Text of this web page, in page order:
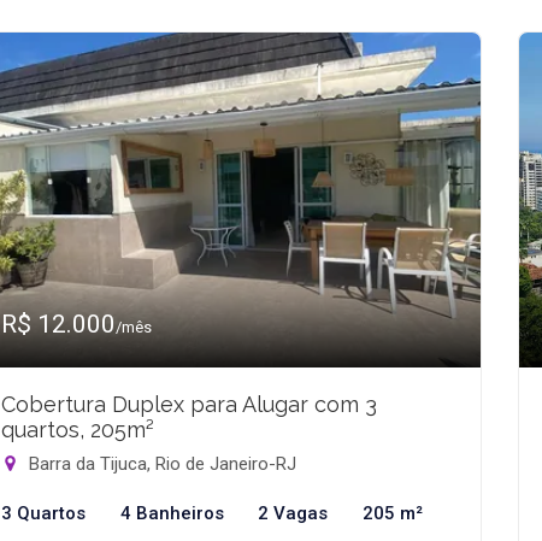
R$ 12.000/mês
Cobertura Duplex para Alugar com 3
quartos, 205m²
Barra da Tijuca, Rio de Janeiro-RJ
3 Quartos 4 Banheiros 2 Vagas 205 m²